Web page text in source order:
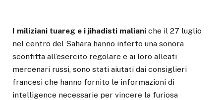
I miliziani tuareg e i jihadisti maliani che il 27 luglio
nel centro del Sahara hanno inferto una sonora
sconfitta all’esercito regolare e ai loro alleati
mercenari russi, sono stati aiutati dai consiglieri
francesi che hanno fornito le informazioni di
intelligence necessarie per vincere la furiosa